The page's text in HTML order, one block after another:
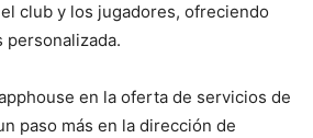
club y los jugadores, ofreciendo
personalizada.
en la oferta de servicios de
paso más en la dirección de